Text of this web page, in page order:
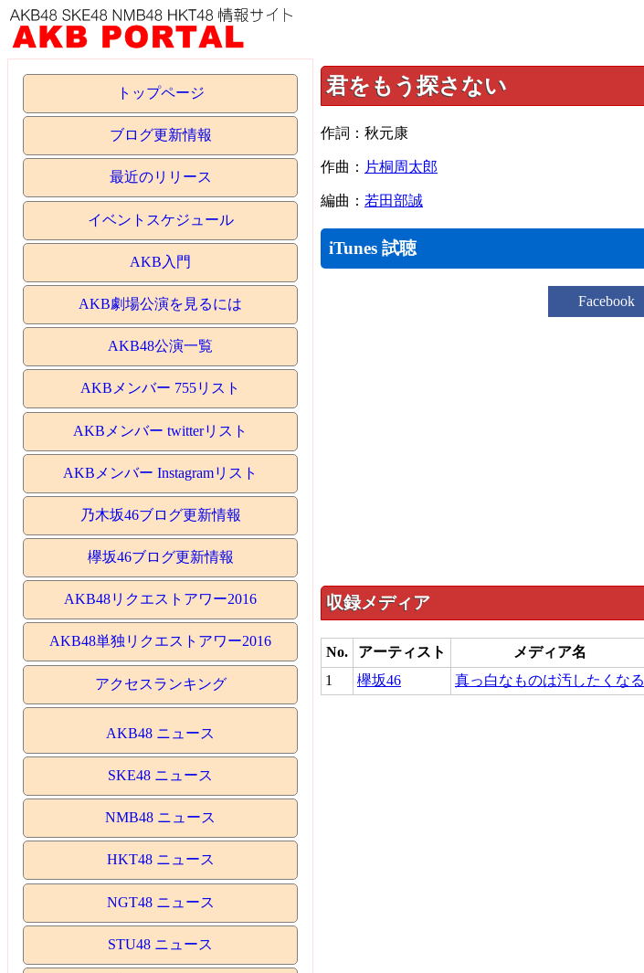
トップページ
ブログ更新情報
最近のリリース
イベントスケジュール
AKB入門
AKB劇場公演を見るには
AKB48公演一覧
AKBメンバー 755リスト
AKBメンバー twitterリスト
AKBメンバー Instagramリスト
乃木坂46ブログ更新情報
欅坂46ブログ更新情報
AKB48リクエストアワー2016
AKB48単独リクエストアワー2016
アクセスランキング
AKB48 ニュース
SKE48 ニュース
NMB48 ニュース
HKT48 ニュース
NGT48 ニュース
STU48 ニュース
君をもう探さない
作詞：秋元康
作曲： 片桐周太郎
編曲： 若田部誠
iTunes 試聴
Facebook
収録メディア
No. アーティスト メディア名
1
欅坂46 真っ白なものは汚したくなる